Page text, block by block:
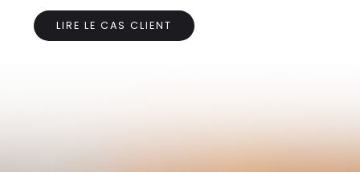
LIRE LE CAS CLIENT